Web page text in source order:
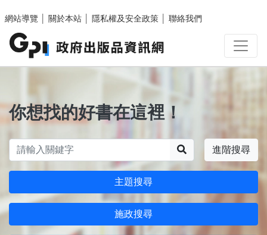
網站導覽
關於本站 隱私權及安全政策 聯絡我們
你想找的好書在這裡！
進階搜尋
主題搜尋
施政搜尋